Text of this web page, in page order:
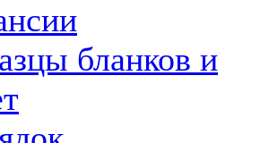
бланков и